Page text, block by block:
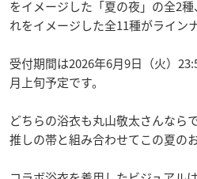
をイメージした「夏の夜」の全2
れをイメージした全11種がライン
受付期間は2026年6月9日（火）
月上旬予定です。
どちらの浴衣も丸山敬太さんなら
推しの帯と組み合わせてこの夏の